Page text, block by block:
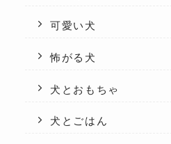
可愛い犬
怖がる犬
犬とおもちゃ
犬とごはん